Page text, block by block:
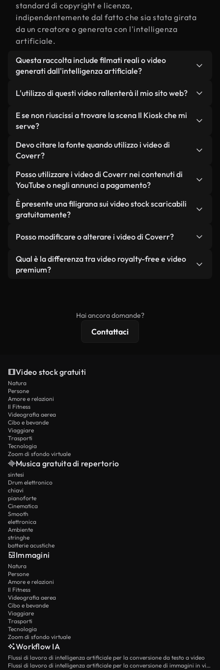
standard di copyright e licenza,
indipendentemente dal fatto che sia stata girata
da un creatore o generata con l'intelligenza
artificiale.
Questa raccolta include filmati reali o video
generati dall'intelligenza artificiale?
da filmati reali, girati da persone, relativi a Il
Kiosk, e da video generati dall'intelligenza
artificiale. Ogni video è chiaramente etichettato,
L'utilizzo di questi video rallenterà il mio sito web?
Non se scegli le nostre versioni ottimizzate.
Offriamo formati leggeri e pronti per il web,
mantengono alta la qualità, riducono al minimo i
tempi di caricamento e migliorano parametri
come LCP.
E se non riuscissi a trovare la scena Il Kiosk che mi
serve?
Puoi crearne uno all'istante utilizzando Coverr AI
Studio. Ti basta descrivere la scena, ad esempio "Il
secondi un video personalizzato in conformità con
i nostri standard di licenza.
Devo citare la fonte quando utilizzo i video di
Coverr?
Non è richiesto alcun riconoscimento dell'autore.
Tutti i video presenti nella nostra libreria sono
senza citare il creatore, sebbene sia sempre
gradito.
Posso utilizzare i video di Coverr nei contenuti di
YouTube o negli annunci a pagamento?
Sì. Tutti i filmati di Coverr possono essere utilizzati
in video monetizzati su YouTube, promozioni sui
condizione che non si rivendano o ridistribuiscano
È presente una filigrana sui video stock scaricabili
gratuitamente?
reali o generati dall'intelligenza artificiale, include
filigrane. Avrai a disposizione filmati puliti e pronti
all'uso.
Posso modificare o alterare i video di Coverr?
Sì. Siete liberi di tagliare, ritagliare o remixare i
nostri video. Assicuratevi solo che il prodotto
Qual è la differenza tra video royalty-free e video
premium?
Hai ancora domande?
Contattaci
Video stock gratuiti
Natura
Persone
Amore e relazioni
Il Fitness
Videografia aerea
Cibo e bevande
Viaggiare
Trasporti
Tecnologia
Zoom di sfondo virtuale
Musica gratuita di repertorio
sintesi
Drum elettronico
chiavi
pianoforte
Cinematica
Smooth
elettronica
Ambiente
stringhe
batterie acustiche
Immagini
Natura
Persone
Amore e relazioni
Il Fitness
Videografia aerea
Cibo e bevande
Viaggiare
Trasporti
Tecnologia
Zoom di sfondo virtuale
Workflow IA
Flussi di lavoro di intelligenza artificiale per la conversione da testo a video
Flussi di lavoro di intelligenza artificiale per la conversione di immagini in video